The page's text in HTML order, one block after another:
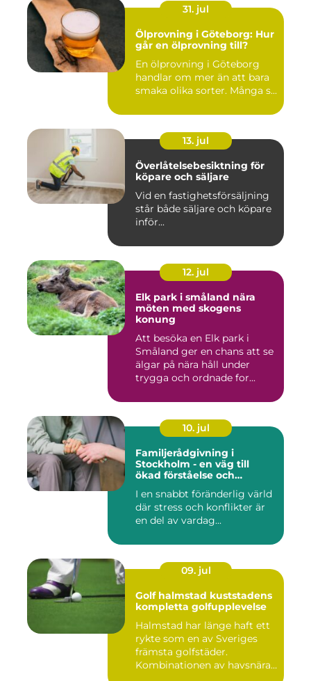
31. jul
Ölprovning i Göteborg: Hur
går en ölprovning till?
En ölprovning i Göteborg
handlar om mer än att bara
smaka olika sorter. Många s...
13. jul
Överlåtelsebesiktning för
köpare och säljare
Vid en fastighetsförsäljning
står både säljare och köpare
inför...
12. jul
Elk park i småland nära
möten med skogens
konung
Att besöka en Elk park i
Småland ger en chans att se
älgar på nära håll under
trygga och ordnade for...
10. jul
Familjerådgivning i
Stockholm - en väg till
ökad förståelse och
I en snabbt föränderlig värld
där stress och konflikter är
en del av vardag...
09. jul
Golf halmstad kuststadens
kompletta golfupplevelse
Halmstad har länge haft ett
rykte som en av Sveriges
främsta golfstäder.
Kombinationen av havsnära